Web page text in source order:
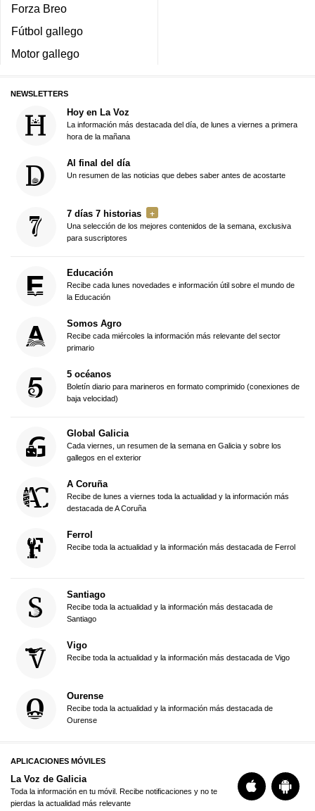
Forza Breo
Fútbol gallego
Motor gallego
NEWSLETTERS
Hoy en La Voz
La información más destacada del día, de lunes a viernes a primera
hora de la mañana
Al final del día
Un resumen de las noticias que debes saber antes de acostarte
7 días 7 historias
Una selección de los mejores contenidos de la semana, exclusiva
para suscriptores
Educación
Recibe cada lunes novedades e información útil sobre el mundo de
la Educación
Somos Agro
Recibe cada miércoles la información más relevante del sector
primario
5 océanos
Boletín diario para marineros en formato comprimido (conexiones de
baja velocidad)
Global Galicia
Cada viernes, un resumen de la semana en Galicia y sobre los
gallegos en el exterior
A Coruña
Recibe de lunes a viernes toda la actualidad y la información más
destacada de A Coruña
Ferrol
Recibe toda la actualidad y la información más destacada de Ferrol
Santiago
Recibe toda la actualidad y la información más destacada de
Santiago
Vigo
Recibe toda la actualidad y la información más destacada de Vigo
Ourense
Recibe toda la actualidad y la información más destacada de
Ourense
APLICACIONES MÓVILES
La Voz de Galicia
Toda la información en tu móvil. Recibe notificaciones y no te
pierdas la actualidad más relevante